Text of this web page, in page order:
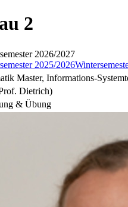
2
2026/2027
2025/2026
Master, Informations-
Dietrich)
& Übung